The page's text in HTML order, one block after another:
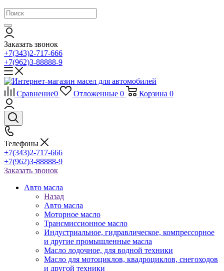
Заказать звонок
+7(343)2-717-666
+7(962)3-88888-9
Сравнение0 Отложенные 0 Корзина 0
Телефоны
+7(343)2-717-666
+7(962)3-88888-9
Заказать звонок
Авто масла
Назад
Авто масла
Моторное масло
Трансмиссионное масло
Индустриальное, гидравлическое, компрессорное
и другие промышленные масла
Масло лодочное, для водной техники
Масло для мотоциклов, квадроциклов, снегоходов
и другой техники